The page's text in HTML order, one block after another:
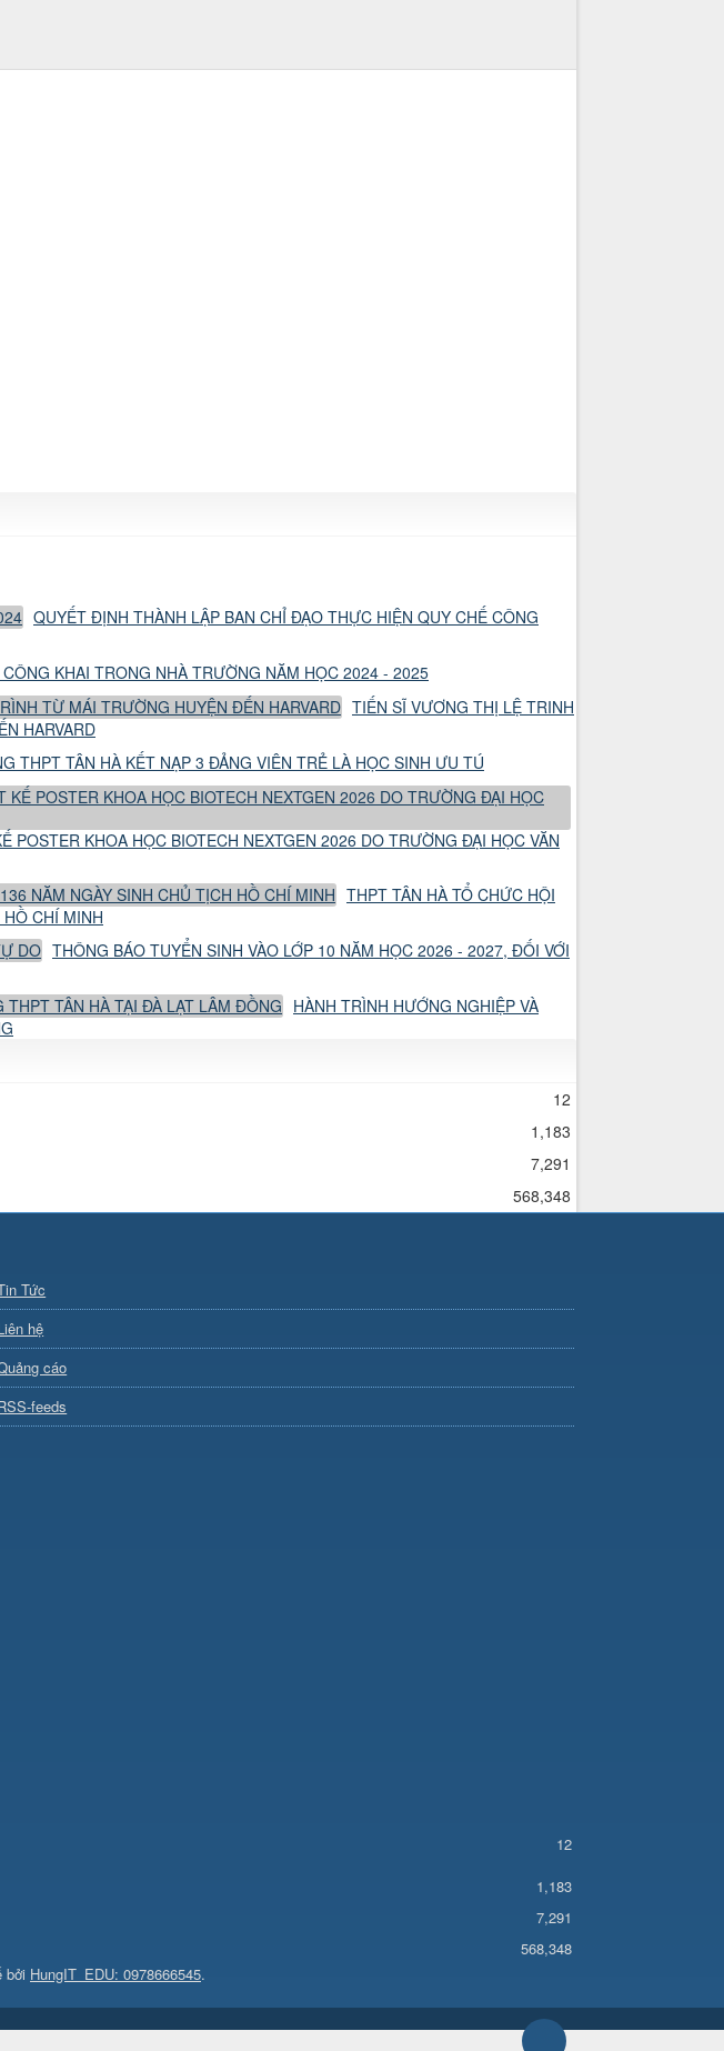
QUYẾT ĐỊNH THÀNH LẬP BAN CHỈ ĐẠO THỰC HIỆN QUY CHẾ CÔNG
CÔNG KHAI TRONG NHÀ TRƯỜNG NĂM HỌC 2024 - 2025
TIẾN SĨ VƯƠNG THỊ LỆ TRINH
HARVARD
THPT TÂN HÀ KẾT NẠP 3 ĐẢNG VIÊN TRẺ LÀ HỌC SINH ƯU TÚ
KHOA HỌC BIOTECH NEXTGEN 2026 DO TRƯỜNG ĐẠI HỌC VĂN
THPT TÂN HÀ TỔ CHỨC HỘI
CHÍ MINH
THÔNG BÁO TUYỂN SINH VÀO LỚP 10 NĂM HỌC 2026 - 2027, ĐỐI VỚI
HÀNH TRÌNH HƯỚNG NGHIỆP VÀ
12
1,183
7,291
568,348
Tức
hệ
cáo
feeds
12
1,183
7,291
568,348
bởi HungIT_EDU: 0978666545.